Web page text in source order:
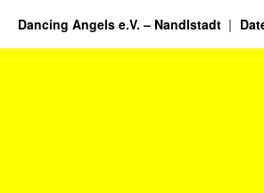
Dancing Angels e.V. – Nandlstadt